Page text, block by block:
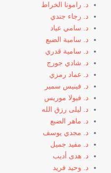
د. رامونا الخراط
د. رجاء جندي
د. سامي عياد
د. سامية الضبع
د. سامية قدري
د. شادي جورج
د. عماد رمزي
د. فينيس سمير
د. فيولا موريس
د. ليلى رزق الله
د. ماهر الضبع
د. مجدي يوسف
د. مفيد جميل
د. هدى أديب
د. وحيد فريد